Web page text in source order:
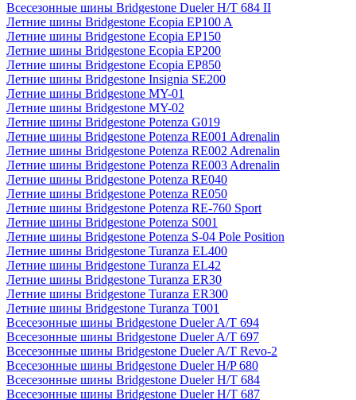
Всесезонные шины Bridgestone Dueler H/T 684 II
Летние шины Bridgestone Ecopia EP100 A
Летние шины Bridgestone Ecopia EP150
Летние шины Bridgestone Ecopia EP200
Летние шины Bridgestone Ecopia EP850
Летние шины Bridgestone Insignia SE200
Летние шины Bridgestone MY-01
Летние шины Bridgestone MY-02
Летние шины Bridgestone Potenza G019
Летние шины Bridgestone Potenza RE001 Adrenalin
Летние шины Bridgestone Potenza RE002 Adrenalin
Летние шины Bridgestone Potenza RE003 Adrenalin
Летние шины Bridgestone Potenza RE040
Летние шины Bridgestone Potenza RE050
Летние шины Bridgestone Potenza RE-760 Sport
Летние шины Bridgestone Potenza S001
Летние шины Bridgestone Potenza S-04 Pole Position
Летние шины Bridgestone Turanza EL400
Летние шины Bridgestone Turanza EL42
Летние шины Bridgestone Turanza ER30
Летние шины Bridgestone Turanza ER300
Летние шины Bridgestone Turanza T001
Всесезонные шины Bridgestone Dueler A/T 694
Всесезонные шины Bridgestone Dueler A/T 697
Всесезонные шины Bridgestone Dueler A/T Revo-2
Всесезонные шины Bridgestone Dueler H/P 680
Всесезонные шины Bridgestone Dueler H/T 684
Всесезонные шины Bridgestone Dueler H/T 687